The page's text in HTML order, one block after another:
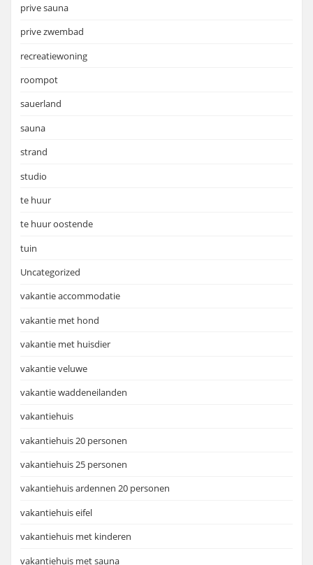
prive sauna
prive zwembad
recreatiewoning
roompot
sauerland
sauna
strand
studio
te huur
te huur oostende
tuin
Uncategorized
vakantie accommodatie
vakantie met hond
vakantie met huisdier
vakantie veluwe
vakantie waddeneilanden
vakantiehuis
vakantiehuis 20 personen
vakantiehuis 25 personen
vakantiehuis ardennen 20 personen
vakantiehuis eifel
vakantiehuis met kinderen
vakantiehuis met sauna